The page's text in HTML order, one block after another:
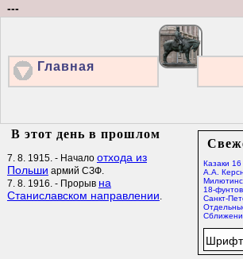
---
Главная
Казаки 16
А.А.
18-
Санкт-
В этот день в прошлом
7. 8. 1915. - Начало отхода из
Польши армий СЗФ.
7. 8. 1916. - Прорыв на
Станиславском направлении.